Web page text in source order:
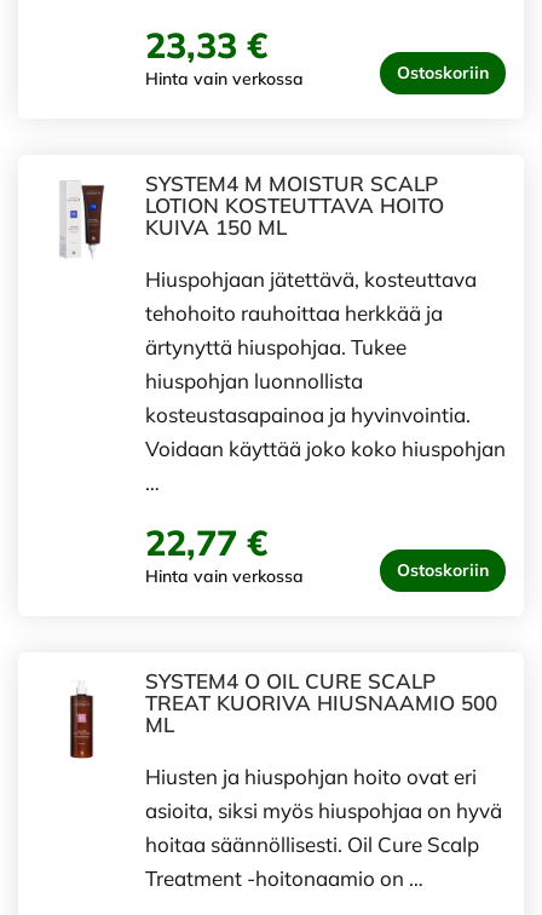
23,33 €
Hinta vain verkossa Ostoskoriin
SYSTEM4 M MOISTUR SCALP
LOTION KOSTEUTTAVA HOITO
KUIVA 150 ML
Hiuspohjaan jätettävä, kosteuttava
tehohoito rauhoittaa herkkää ja
ärtynyttä hiuspohjaa. Tukee
hiuspohjan luonnollista
kosteustasapainoa ja hyvinvointia.
Voidaan käyttää joko koko hiuspohjan
…
22,77 €
Hinta vain verkossa Ostoskoriin
SYSTEM4 O OIL CURE SCALP
TREAT KUORIVA HIUSNAAMIO 500
ML
Hiusten ja hiuspohjan hoito ovat eri
asioita, siksi myös hiuspohjaa on hyvä
hoitaa säännöllisesti. Oil Cure Scalp
Treatment -hoitonaamio on …